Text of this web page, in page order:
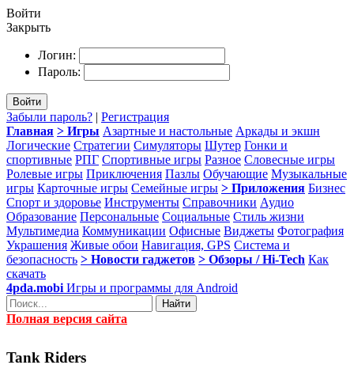
Войти
Закрыть
Логин:
Пароль:
Войти
Забыли пароль? | Регистрация
Главная > Игры Азартные и настольные Аркады и экшн
Логические Стратегии Симуляторы Шутер Гонки и
спортивные РПГ Спортивные игры Разное Словесные игры
Ролевые игры Приключения Пазлы Обучающие Музыкальные
игры Карточные игры Семейные игры > Приложения Бизнес
Спорт и здоровье Инструменты Справочники Аудио
Образование Персональные Социальные Стиль жизни
Мультимедиа Коммуникации Офисные Виджеты Фотография
Украшения Живые обои Навигация, GPS Система и
безопасность > Новости гаджетов > Обзоры / Hi-Tech Как
скачать
4pda.mobi Игры и программы для Android
Найти
Полная версия сайта
Tank Riders